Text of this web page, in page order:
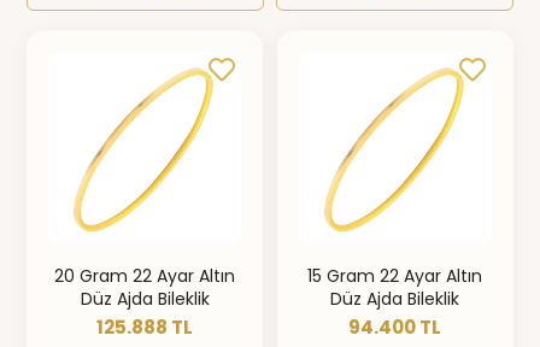
20 Gram 22 Ayar Altın
Düz Ajda Bileklik
125.888 TL
15 Gram 22 Ayar Altın
Düz Ajda Bileklik
94.400 TL